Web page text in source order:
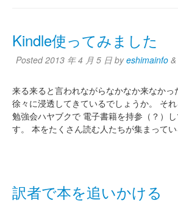
Kindle使ってみました
Posted2013 年 4 月 5 日 byeshimainfo &
来る来ると言われながらなかなか来なか
徐々に浸透してきているでしょうか。 そ
勉強会ハヤブクで 電子書籍を持参（？）
す。 本をたくさん読む人たちが集まって
訳者で本を追いかける